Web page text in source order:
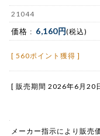
21044
価格 : 6,160円(税込)
[ 560ポイント獲得 ]
[ 販売期間 2026年6月20
メーカー指示により販売